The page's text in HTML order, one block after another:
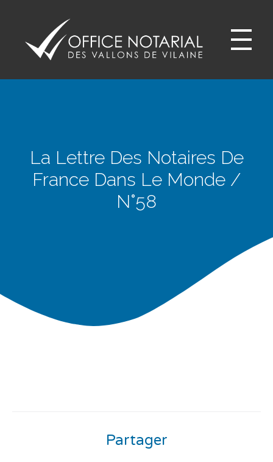
La Lettre Des Notaires De
France Dans Le Monde /
N°58
Partager